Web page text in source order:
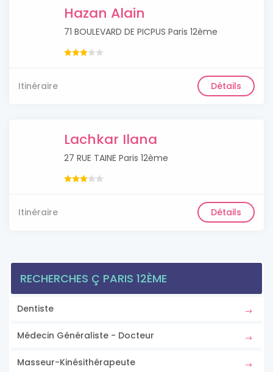
Hazan Alain
71 BOULEVARD DE PICPUS Paris 12ème
Itinéraire Détails
Lachkar Ilana
27 RUE TAINE Paris 12ème
Itinéraire Détails
RECHERCHES Ç PARIS 12ÈME
Dentiste
Médecin Généraliste - Docteur
Masseur-Kinésithérapeute